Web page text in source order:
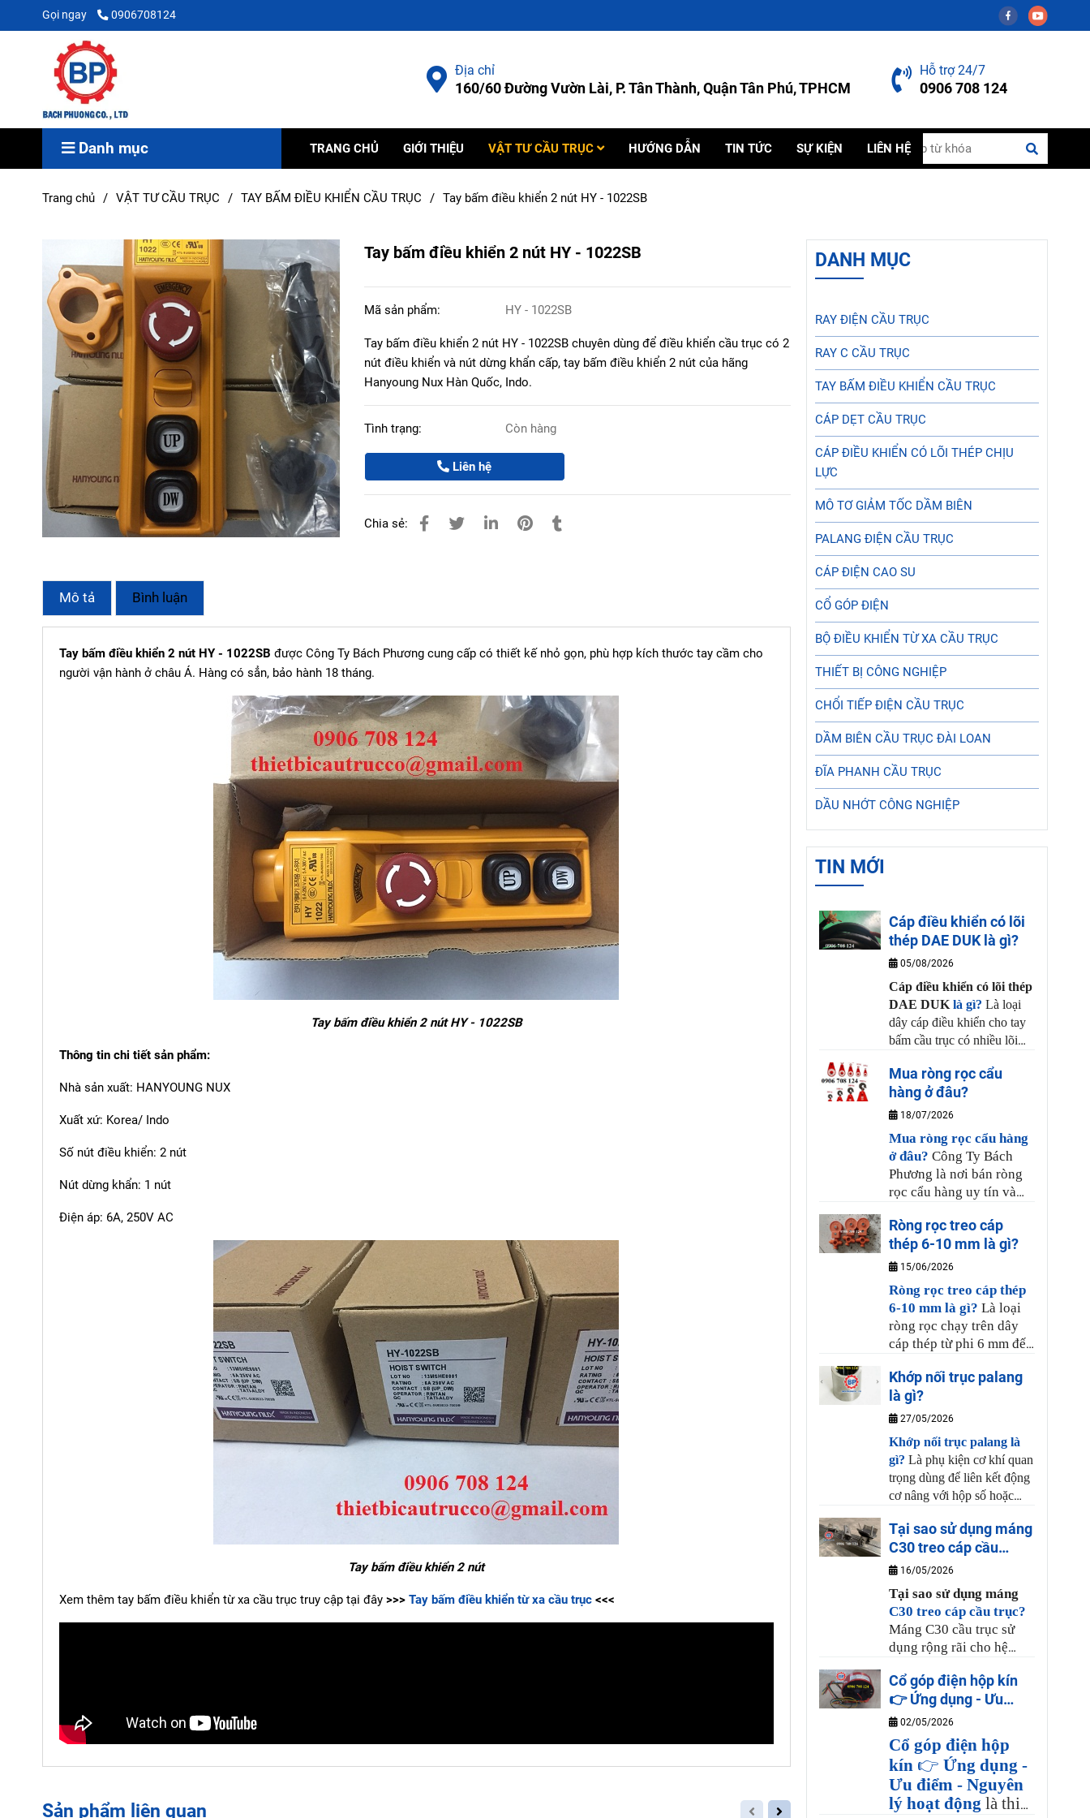
Gọi ngay 0906708124
Địa chỉ
160/60 Đường Vườn Lài, P. Tân Thành, Quận Tân Phú, TPHCM
Hỗ trợ 24/7
0906 708 124
Danh mục TRANG CHỦ GIỚI THIỆU VẬT TƯ CẦU TRỤC HƯỚNG DẪN TIN TỨC SỰ KIỆN LIÊN HỆ
Trang chủ / VẬT TƯ CẦU TRỤC / TAY BẤM ĐIỀU KHIỂN CẦU TRỤC / Tay bấm điều khiển 2 nút HY - 1022SB
Tay bấm điều khiển 2 nút HY - 1022SB
Mã sản phẩm: HY - 1022SB
Tay bấm điều khiển 2 nút HY - 1022SB chuyên dùng để điều khiển cầu trục có 2
nút điều khiển và nút dừng khẩn cấp, tay bấm điều khiển 2 nút của hãng
Hanyoung Nux Hàn Quốc, Indo.
Tình trạng: Còn hàng
Liên hệ
Chia sẻ:
Mô tả Bình luận
Tay bấm điều khiển 2 nút HY - 1022SB được Công Ty Bách Phương cung cấp có thiết kế nhỏ gọn, phù hợp kích thước tay cầm cho
người vận hành ở châu Á. Hàng có sẳn, bảo hành 18 tháng.
Tay bấm điều khiển 2 nút HY - 1022SB
Thông tin chi tiết sản phẩm:
Nhà sản xuất: HANYOUNG NUX
Xuất xứ: Korea/ Indo
Số nút điều khiển: 2 nút
Nút dừng khẩn: 1 nút
Điện áp: 6A, 250V AC
Tay bấm điều khiển 2 nút
Xem thêm tay bấm điều khiển từ xa cầu trục truy cập tại đây >>> Tay bấm điều khiển từ xa cầu trục <<<
Sản phẩm liên quan
DANH MỤC
RAY ĐIỆN CẦU TRỤC
RAY C CẦU TRỤC
TAY BẤM ĐIỀU KHIỂN CẦU TRỤC
CÁP DẸT CẦU TRỤC
CÁP ĐIỀU KHIỂN CÓ LÕI THÉP CHỊU
LỰC
MÔ TƠ GIẢM TỐC DẦM BIÊN
PALANG ĐIỆN CẦU TRỤC
CÁP ĐIỆN CAO SU
CỔ GÓP ĐIỆN
BỘ ĐIỀU KHIỂN TỪ XA CẦU TRỤC
THIẾT BỊ CÔNG NGHIỆP
CHỔI TIẾP ĐIỆN CẦU TRỤC
DẦM BIÊN CẦU TRỤC ĐÀI LOAN
ĐĨA PHANH CẦU TRỤC
DẦU NHỚT CÔNG NGHIỆP
TIN MỚI
Cáp điều khiển có lõi
thép DAE DUK là gì?
05/08/2026
Cáp điều khiển có lõi thép
DAE DUKlà gì? Là loại
dây cáp điều khiển cho tay
bấm cầu trục có nhiều lõi
có khả năng uốn dẻo và
chịu lực, được dùng nhiều
cho cầu trục, cổng trục,
có hàng sẳn để giao hàng
cho Quý khách.
Mua ròng rọc cẩu
hàng ở đâu?
18/07/2026
Mua ròng rọc cẩu hàng
ở đâu? Công Ty Bách
Phương là nơi bán ròng
rọc cẩu hàng uy tín và
Phương có bán sẳn ròng
rọc từ 20kg đến 3 tấn,
hàng chất lượng, giá
tiết giá bán từng loại vui
lòng liên hệ đến Công Ty
Bách Phương.
Ròng rọc treo cáp
thép 6-10 mm là gì?
15/06/2026
Ròng rọc treo cáp thép
6-10 mm là gì? Là loại
ròng rọc chạy trên dây
cáp thép từ phi 6 mm đến
diện được Công Ty Bách
Phương cung cấp có đa
dạng chuẩn loại, hàng
nên có chất lượng ổn
định. Quý khách hàng
cần liên hệ đến Công Ty
Bách Phương theo số
điện thoại bên dưới.
Khớp nối trục palang
là gì?
27/05/2026
Khớp nối trục palang là
gì? Là phụ kiện cơ khí quan
trọng dùng để liên kết động
cơ nâng với hộp số hoặc
chính là truyền lực momen
xoắn, bù trừ độ lệch tâm
giữa các trục và giảm chấn,
trình vận hành thiết bị, chịu
được lực kéo lớn, sử dụng
an toàn.
Tại sao sử dụng máng
C30 treo cáp cầu
trục?
16/05/2026
Tạisao sử dụng máng
C30 treo cáp cầu trục?
Máng C30 cầu trục sử
dụng rộng rãi cho hệ
cầu trục, cổng trục, thiết
bị công nghiệp cần di
chuyển qua lại như cửa
cổng nhà xưởng, máy cắt
vải, xe goong vận
chuyển hàng hoá…Quý
khách cần liên hệ đến
Công Ty Bách Phương để
Cổ góp điện hộp kín
👉 Ứng dụng - Ưu
điểm - Nguyên lý hoạt
động
02/05/2026
Cổ góp điện hộp
kín 👉Ứng dụng -
Ưu điểm - Nguyên
lý hoạt động là thiết